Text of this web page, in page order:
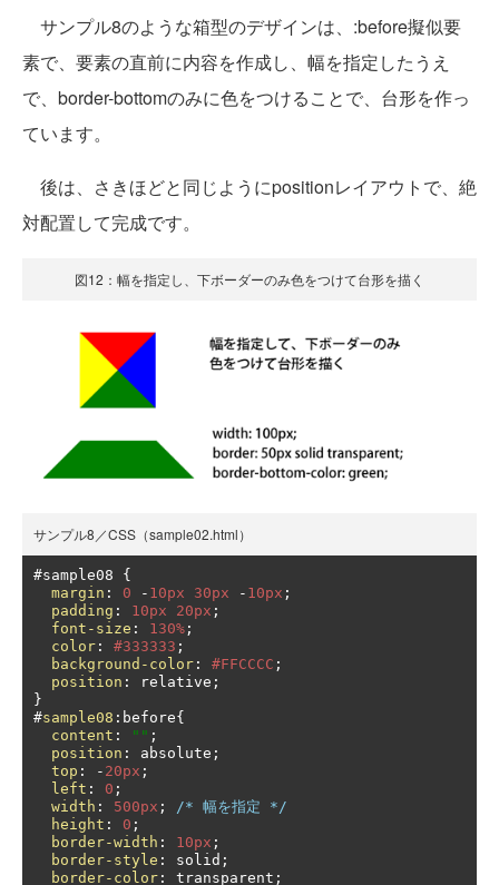
サンプル8のような箱型のデザインは、:before擬似要
素で、要素の直前に内容を作成し、幅を指定したうえ
で、border-bottomのみに色をつけることで、台形を作っ
ています。
後は、さきほどと同じようにpositionレイアウトで、絶
対配置して完成です。
図12：幅を指定し、下ボーダーのみ色をつけて台形を描く
サンプル8／CSS（sample02.html）
#sample08 {
margin : 0 - 10px 30px - 10px ;
padding : 10px 20px ;
font-size : 130% ;
color : #333333 ;
background-color : #FFCCCC ;
position : relative ;
}
#sample08 : before{
content : "" ;
position : absolute ;
top : - 20px ;
left : 0 ;
width : 500px ;
/* 幅を指定 */
height : 0 ;
border-width : 10px ;
border-style : solid ;
border-color : transparent ;